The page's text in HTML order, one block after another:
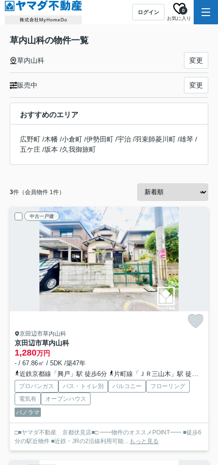
ログイン
お気に入り
0
草内山科の物件一覧
草内山科 変更
販売中 変更
おすすめのエリア
広野町 /木幡 /小倉町 /伊勢田町 /宇治 /羽束師菱川町 /雄琴 /
五ケ庄 /坂本 /久我御旅町
3件（会員物件 1件）
中古一戸建
京田辺市草内山科
京田辺市草内山科
1,280万円
- / 67.86㎡ / 5DK /築47年
近鉄京都線「興戸」駅 徒歩6分
片町線「ＪＲ三山木」駅 徒歩21分
プロパンガス バス・トイレ別 バルコニー
フローリング
電気有
オープンハウス
パノラマ
□■ヤマダ不動産 京都伏見店■□ ━━物件のオススメPOINT━━ ■徒歩6
分の駅近物件 ■近鉄・JRの2沿線利用可能... もっと見る